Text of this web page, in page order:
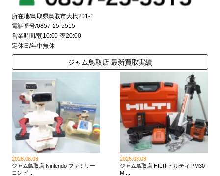
所在地/鳥取県鳥取市大杙201-1
電話番号/0857-25-5515
営業時間/朝10:00-夜20:00
定休日/年中無休
ジャム鳥取店 最新買取実績
2026.08.08
ジャム鳥取店|Nintendo ファミリー
コンピ ...
2026.08.08
ジャム鳥取店|HILTI ヒルティ PM30-
M ...